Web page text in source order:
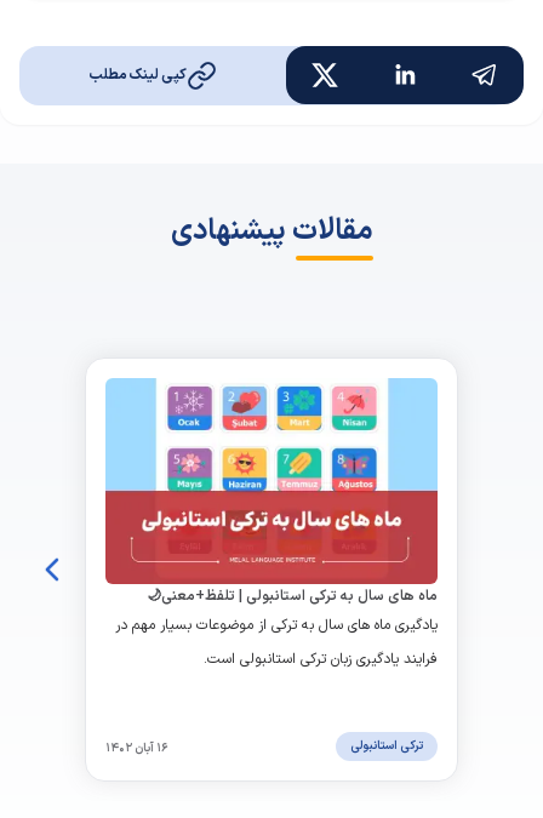
کپی لینک مطلب
مقالات پیشنهادی
ماه های سال به ترکی استانبولی | تلفظ+معنی🌙
معادل تقویم ایران
یادگیری ماه های سال به ترکی از موضوعات بسیار مهم در
فرایند یادگیری زبان ترکی استانبولی است.
ترکی استانبولی ۱۶ آبان ۱۴۰۲